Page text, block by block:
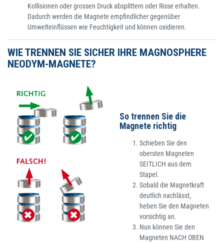
Kollisionen oder grossen Druck absplittern oder Risse erhalten.
Dadurch werden die Magnete empfindlicher gegenüber
Umwelteinflüssen wie Feuchtigkeit und können oxidieren.
WIE TRENNEN SIE SICHER IHRE MAGNOSPHERE
NEODYM-MAGNETE?
So trennen Sie die
Magnete richtig
Schieben Sie den
obersten Magneten
SEITLICH aus dem
Stapel.
Sobald die Magnetkraft
deutlich nachlässt,
heben Sie den Magneten
vorsichtig an.
Nun können Sie den
Magneten NACH OBEN